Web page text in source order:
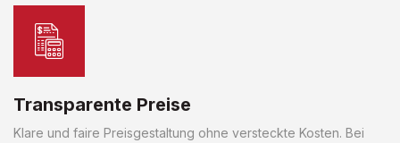
Transparente Preise
Klare und faire Preisgestaltung ohne versteckte Kosten. Bei